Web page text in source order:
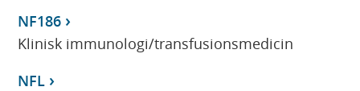
NF186
Klinisk immunologi/transfusionsmedicin
NFL